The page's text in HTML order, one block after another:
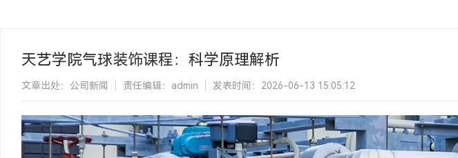
天艺学院气球装饰课程：科学原理解析
文章出处：公司新闻 责任编辑：admin 发表时间：2026-06-13 15:05:12